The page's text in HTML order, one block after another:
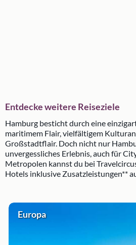
Entdecke weitere Reiseziele
Hamburg besticht durch eine
maritimem Flair, vielfältigem
Großstadtflair. Doch nicht nur
unvergessliches Erlebnis, auch für
Metropolen kannst du bei
Hotels inklusive Zusatzleistungen**
Europa